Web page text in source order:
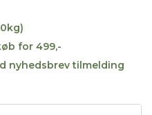
for 499,-
nyhedsbrev tilmelding